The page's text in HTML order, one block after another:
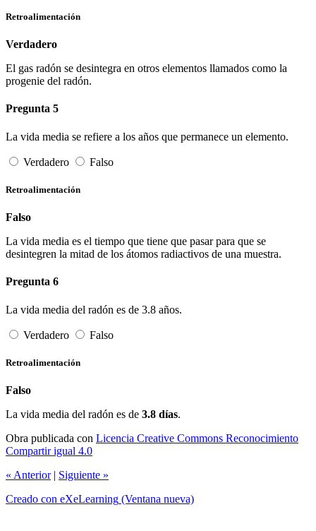
Retroalimentación
Verdadero
El gas radón se desintegra en otros elementos llamados como la
progenie del radón.
Pregunta 5
La vida media se refiere a los años que permanece un elemento.
Verdadero Falso
Retroalimentación
Falso
La vida media es el tiempo que tiene que pasar para que se
desintegren la mitad de los átomos radiactivos de una muestra.
Pregunta 6
La vida media del radón es de 3.8 años.
Verdadero Falso
Retroalimentación
Falso
La vida media del radón es de 3.8 días.
Obra publicada con Licencia Creative Commons Reconocimiento
Compartir igual 4.0
« Anterior | Siguiente »
Creado con eXeLearning (Ventana nueva)